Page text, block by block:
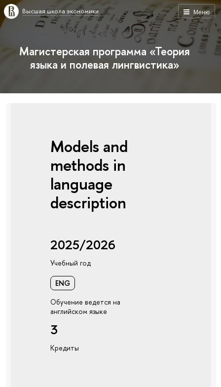
Меню
Высшая школа экономики
Магистерская программа «Теория
языка и полевая лингвистика»
Models and
methods in
language
description
2025/2026
Учебный год
ENG
Обучение ведется на
английском языке
3
Кредиты